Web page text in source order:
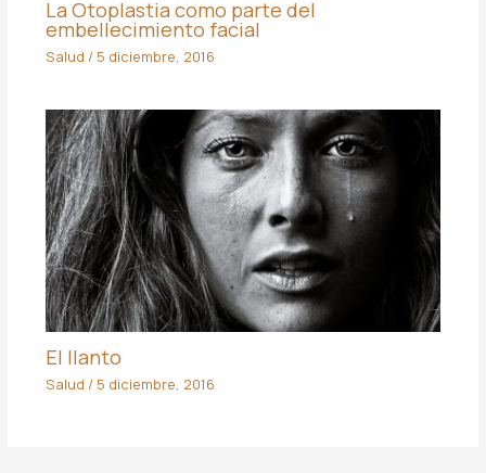
La Otoplastia como parte del
embellecimiento facial
Salud / 5 diciembre, 2016
El llanto
Salud / 5 diciembre, 2016